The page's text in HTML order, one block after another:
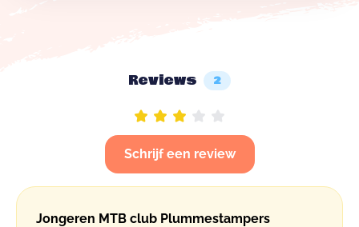
Reviews 2
Schrijf een review
Jongeren MTB club Plummestampers